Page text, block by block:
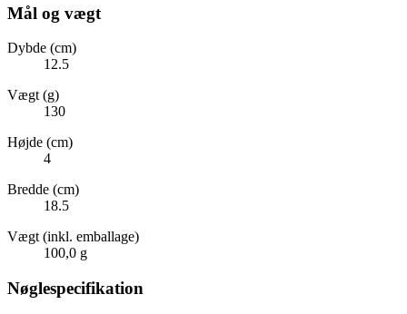
Mål og vægt
Dybde (cm)
12.5
Vægt (g)
130
Højde (cm)
4
Bredde (cm)
18.5
Vægt (inkl. emballage)
100,0 g
Nøglespecifikation